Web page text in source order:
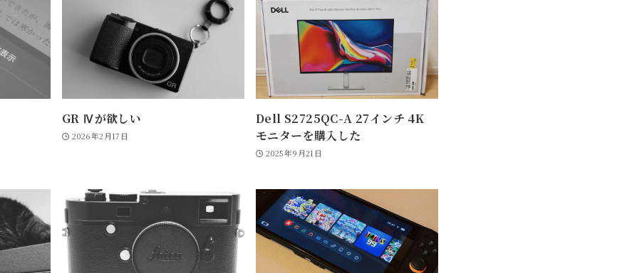
GR Ⅳが欲しい
2026年2月17日
Dell S2725QC-A 27インチ 4K
モニターを購入した
2025年9月21日